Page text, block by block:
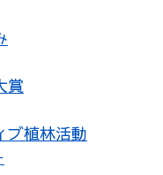
賞
ブ植林活動